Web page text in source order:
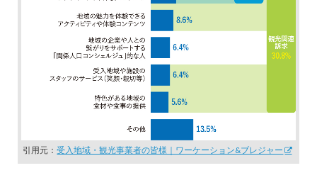
引用元：受入地域・観光事業者の皆様｜ワーケーション&ブレジャー